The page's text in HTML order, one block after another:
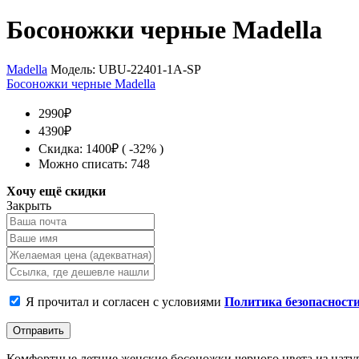
Босоножки черные Madella
Madella Модель: UBU-22401-1A-SP
Босоножки черные Madella
2990₽
4390₽
Скидка: 1400₽ ( -32% )
Можно списать: 748
Хочу ещё скидки
Закрыть
Я прочитал и согласен с условиями Политика
Отправить